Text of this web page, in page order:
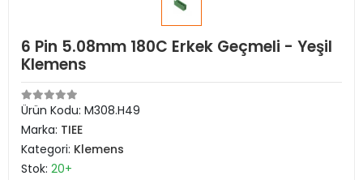
6 Pin 5.08mm 180C Erkek Geçmeli - Yeşil
Klemens
Ürün Kodu: M308.H49
Marka: TIEE
Kategori: Klemens
Stok: 20+